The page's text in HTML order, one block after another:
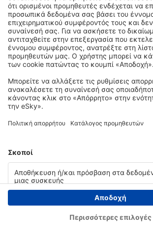
Copyright © eSky.gr. Με την επιφύλαξη παντός